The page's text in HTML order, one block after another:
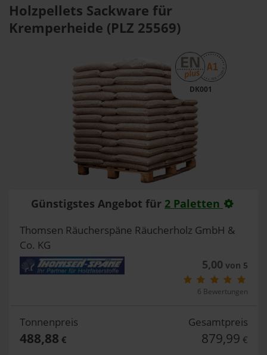
Holzpellets Sackware für
Kremperheide (PLZ 25569)
DK001
Günstigstes Angebot für 2 Paletten
Thomsen Räucherspäne Räucherholz GmbH &
Co. KG
5,00 von 5
6 Bewertungen
Tonnenpreis
488,88 €
Gesamtpreis
879,99 €